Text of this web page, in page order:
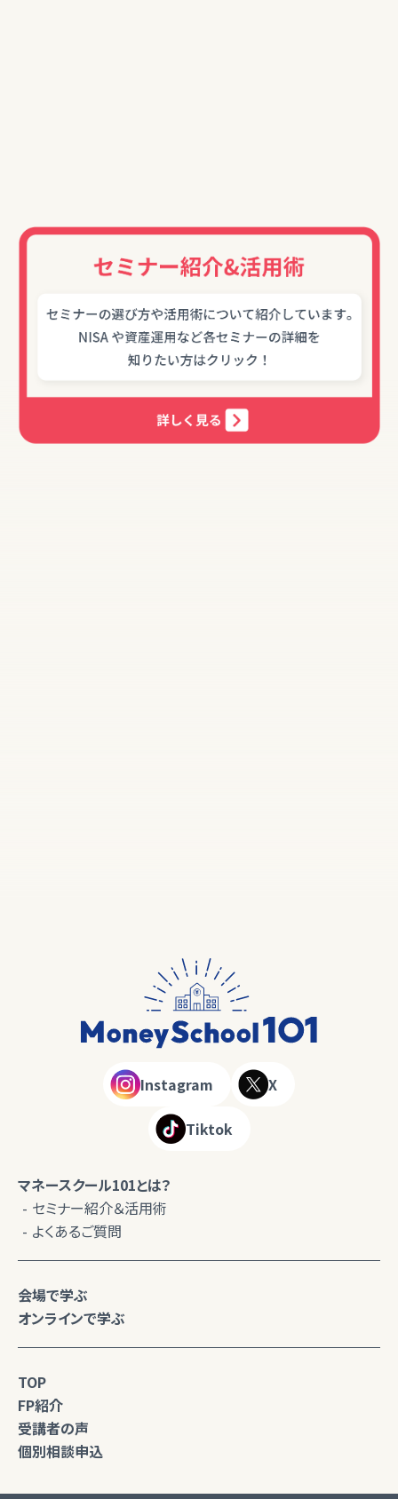
Instagram X
Tiktok
マネースクール101とは？
セミナー紹介＆活用術
よくあるご質問
会場で学ぶ
オンラインで学ぶ
TOP
FP紹介
受講者の声
個別相談申込